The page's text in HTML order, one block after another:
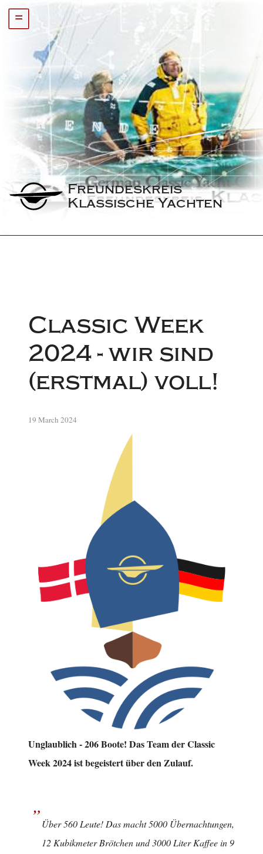
=
Freundeskreis
Klassische Yachten
Classic Week
2024 - wir sind
(erstmal) voll!
19 March 2024
Unglaublich - 206 Boote! Das Team der Classic
Week 2024 ist begeistert über den Zulauf.
Über 560 Leute! Das macht 5000 Übernachtungen,
12 Kubikmeter Brötchen und 3000 Liter Kaffee in 9